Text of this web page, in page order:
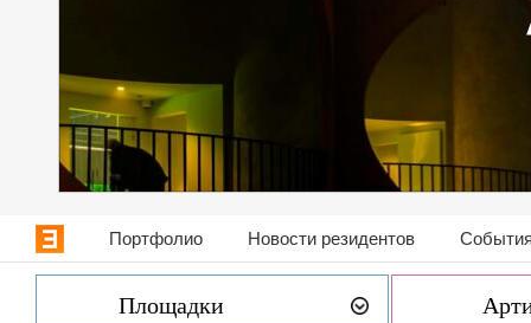
Портфолио Новости резидентов
Площадки